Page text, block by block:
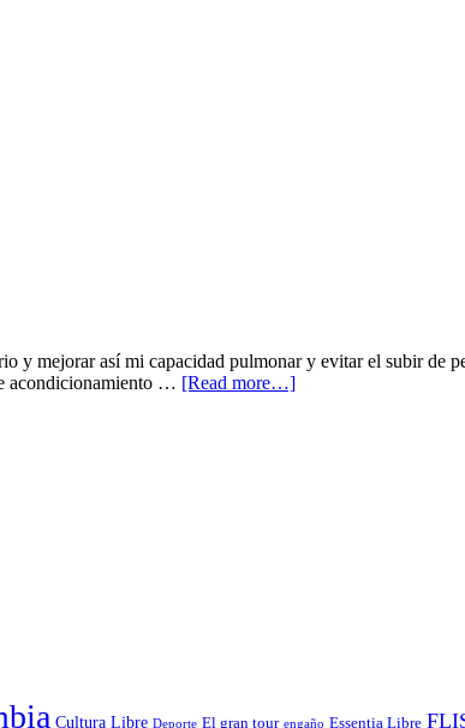
mejorar así mi capacidad pulmonar y evitar el subir de
acondicionamiento … [Read more…]
Cultura Libre Deporte El gran tour engaño Essentia Libre